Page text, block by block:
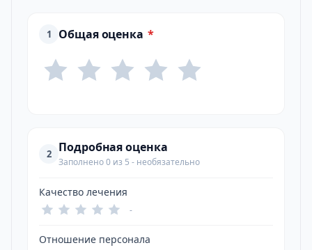
1 Общая оценка *
2 Подробная оценка
Заполнено 0 из 5 - необязательно
Качество лечения
-
Отношение персонала